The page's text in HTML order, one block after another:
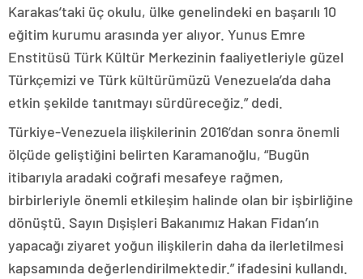
Karakas’taki üç okulu, ülke genelindeki en başarılı 10
eğitim kurumu arasında yer alıyor. Yunus Emre
Enstitüsü Türk Kültür Merkezinin faaliyetleriyle güzel
Türkçemizi ve Türk kültürümüzü Venezuela’da daha
etkin şekilde tanıtmayı sürdüreceğiz.” dedi.
Türkiye-Venezuela ilişkilerinin 2016’dan sonra önemli
ölçüde geliştiğini belirten Karamanoğlu, “Bugün
itibarıyla aradaki coğrafi mesafeye rağmen,
birbirleriyle önemli etkileşim halinde olan bir işbirliğine
dönüştü. Sayın Dışişleri Bakanımız Hakan Fidan’ın
yapacağı ziyaret yoğun ilişkilerin daha da ilerletilmesi
kapsamında değerlendirilmektedir.” ifadesini kullandı.